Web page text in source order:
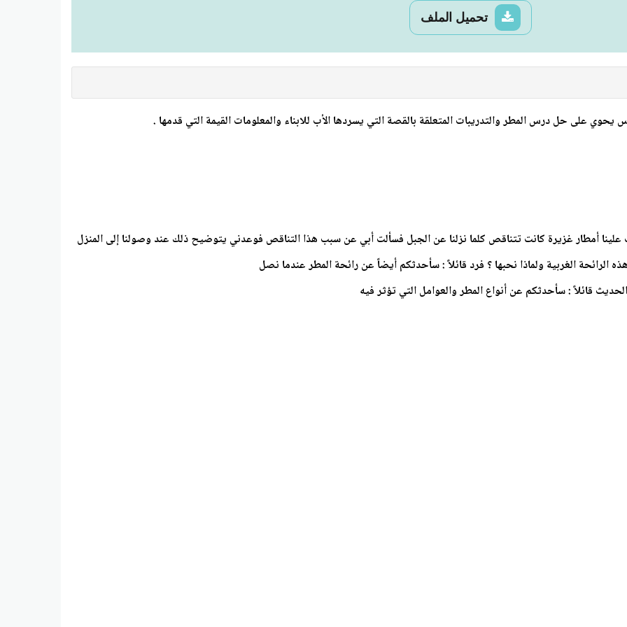
تحميل الملف
أمطار غزيرة كانت تتناقص كلما نزلنا عن الجبل فسألت أبي عن سبب هذا التناقص فوعدني يتوضيح ذلك عند وصولنا إلى المنزل
الغربية ولماذا نحبها ؟ فرد قائلاً : سأحدثكم أيضاً عن رائحة المطر عندما نصل
قائلاً : سأحدثكم عن أنواع المطر والعوامل التي تؤثر فيه